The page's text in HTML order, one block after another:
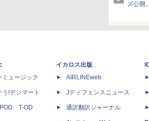
ズ公開
ミュージック
!デジマート
T-OD
イカロス出版
AIRLINEweb
Jディフェンスニュース
通訳翻訳ジャーナル